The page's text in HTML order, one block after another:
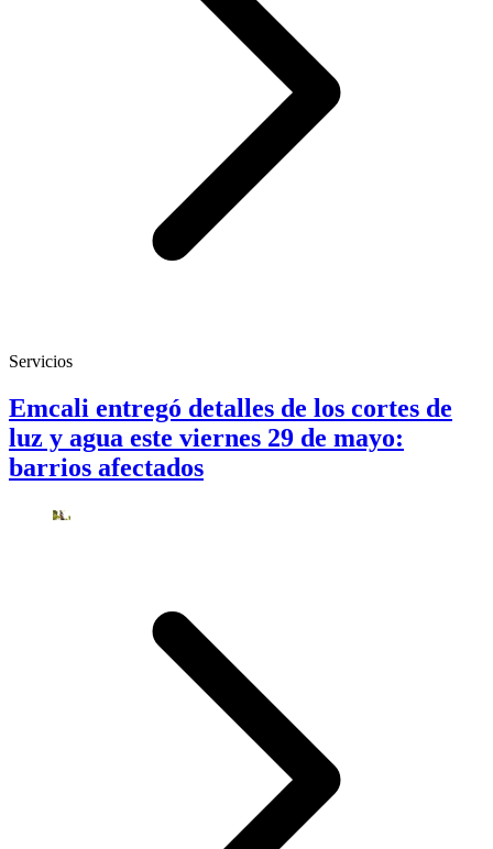
Servicios
Emcali entregó detalles de los cortes de
luz y agua este viernes 29 de mayo:
barrios afectados